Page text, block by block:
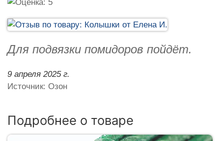
Для подвязки помидоров пойдёт.
9 апреля 2025 г.
Источник: Озон
Подробнее о товаре